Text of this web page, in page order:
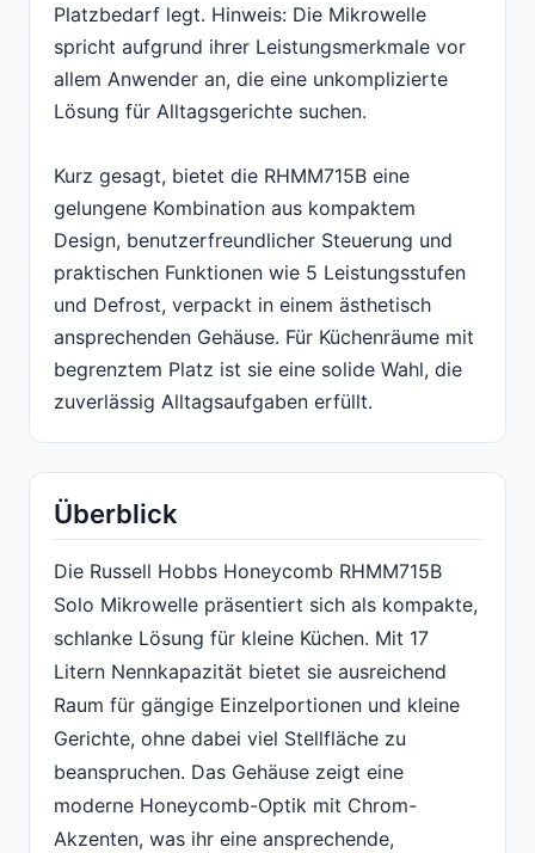
Platzbedarf legt. Hinweis: Die Mikrowelle
spricht aufgrund ihrer Leistungsmerkmale vor
allem Anwender an, die eine unkomplizierte
Lösung für Alltagsgerichte suchen.
Kurz gesagt, bietet die RHMM715B eine
gelungene Kombination aus kompaktem
Design, benutzerfreundlicher Steuerung und
praktischen Funktionen wie 5 Leistungsstufen
und Defrost, verpackt in einem ästhetisch
ansprechenden Gehäuse. Für Küchenräume mit
begrenztem Platz ist sie eine solide Wahl, die
zuverlässig Alltagsaufgaben erfüllt.
Überblick
Die Russell Hobbs Honeycomb RHMM715B
Solo Mikrowelle präsentiert sich als kompakte,
schlanke Lösung für kleine Küchen. Mit 17
Litern Nennkapazität bietet sie ausreichend
Raum für gängige Einzelportionen und kleine
Gerichte, ohne dabei viel Stellfläche zu
beanspruchen. Das Gehäuse zeigt eine
moderne Honeycomb-Optik mit Chrom-
Akzenten, was ihr eine ansprechende,